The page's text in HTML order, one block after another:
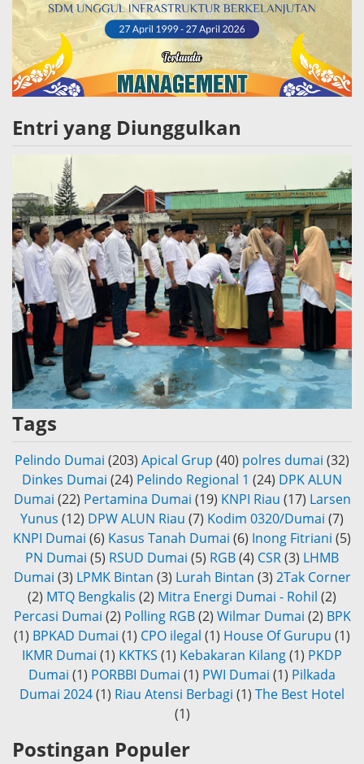
Entri yang Diunggulkan
Tags
Pelindo Dumai (203) Apical Grup (40) polres dumai (32)
Dinkes Dumai (24) Pelindo Regional 1 (24) DPK ALUN
Dumai (22) Pertamina Dumai (19) KNPI Riau (17) Larsen
Yunus (12) DPW ALUN Riau (7) Kodim 0320/Dumai (7)
KNPI Dumai (6) Kasus Tanah Dumai (6) Inong Fitriani (5)
PN Dumai (5) RSUD Dumai (5) RGB(4) CSR(3) LHMB
Dumai (3) LPMK Bintan (3) Lurah Bintan (3) 2Tak Corner
(2) MTQ Bengkalis (2) Mitra Energi Dumai - Rohil (2)
Percasi Dumai (2) Polling RGB (2) Wilmar Dumai (2) BPK
(1) BPKAD Dumai (1) CPO ilegal (1) House Of Gurupu (1)
IKMR Dumai (1) KKTKS (1) Kebakaran Kilang(1) PKDP
Dumai (1) PORBBI Dumai (1) PWI Dumai (1) Pilkada
Dumai 2024(1) Riau Atensi Berbagi (1) The Best Hotel
(1)
Postingan Populer